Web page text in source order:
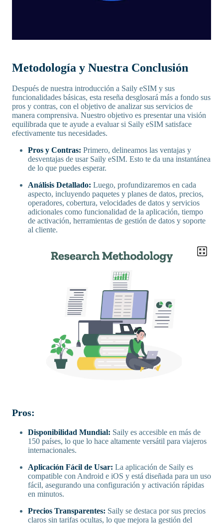
Metodología y Nuestra Conclusión
Después de nuestra introducción a Saily eSIM y sus
funcionalidades básicas, esta reseña desglosará más a fondo sus
pros y contras, con el objetivo de analizar sus servicios de
manera comprensiva. Nuestro objetivo es presentar una visión
equilibrada que te ayude a evaluar si Saily eSIM satisface
efectivamente tus necesidades.
Pros y Contras: Primero, delineamos las ventajas y
desventajas de usar Saily eSIM. Esto te da una instantánea
de lo que puedes esperar.
Análisis Detallado: Luego, profundizaremos en cada
aspecto, incluyendo paquetes y planes de datos, precios,
operadores, cobertura, velocidades de datos y servicios
adicionales como funcionalidad de la aplicación, tiempo
de activación, herramientas de gestión de datos y soporte
al cliente.
Pros:
Disponibilidad Mundial: Saily es accesible en más de
150 países, lo que lo hace altamente versátil para viajeros
internacionales.
Aplicación Fácil de Usar: La aplicación de Saily es
compatible con Android e iOS y está diseñada para un uso
fácil, asegurando una configuración y activación rápidas
en minutos.
Precios Transparentes: Saily se destaca por sus precios
claros sin tarifas ocultas, lo que mejora la gestión del